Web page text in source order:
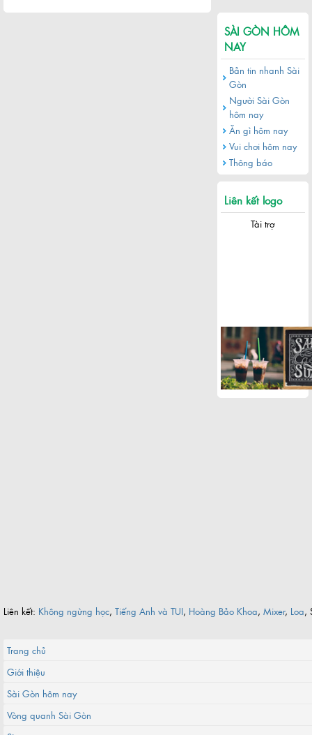
SÀI GÒN HÔM
NAY
Bản tin nhanh Sài
Gòn
Người Sài Gòn
hôm nay
Ăn gì hôm nay
Vui chơi hôm nay
Thông báo
Liên kết logo
Tài trợ
Liên kết: Không ngừng học, Tiếng Anh và TUI, Hoàng Bảo Khoa, Mixer, Loa,
Trang chủ
Giới thiệu
Sài Gòn hôm nay
Vòng quanh Sài Gòn